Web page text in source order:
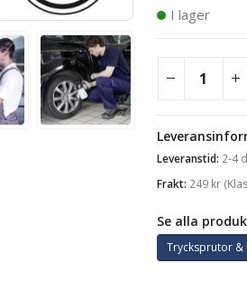
I lager
Leveranstid: 2-4
Frakt: 249 kr
Se alla
Trycksprutor &